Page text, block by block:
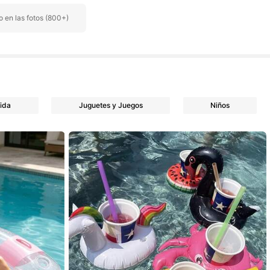
en las fotos (800+)
Juguetes y Juegos Niños